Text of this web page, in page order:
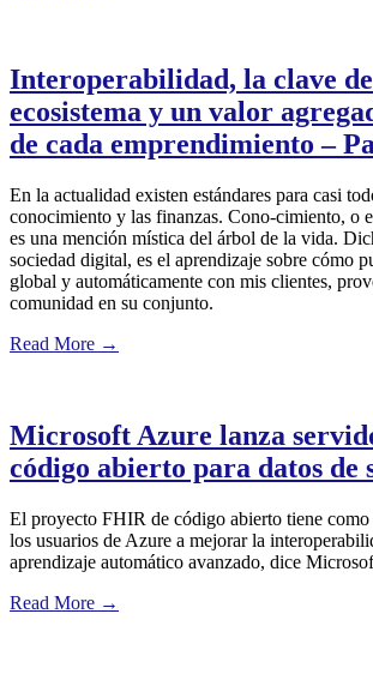
Interoperabilidad, la clave
ecosistema y un valor
de cada emprendimiento –
En la actualidad existen estándares para casi
conocimiento y las finanzas. Cono-cimiento, o
es una mención mística del árbol de la vida.
sociedad digital, es el aprendizaje sobre cómo
global y automáticamente con mis clientes,
comunidad en su conjunto.
Read More →
Microsoft Azure lanza
código abierto para datos de
El proyecto FHIR de código abierto tiene
los usuarios de Azure a mejorar la
aprendizaje automático avanzado, dice
Read More →